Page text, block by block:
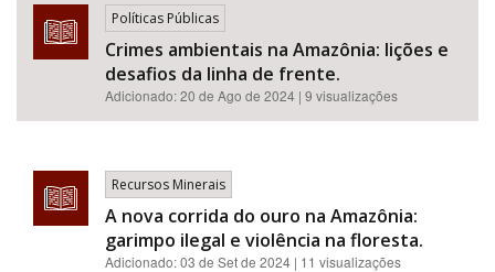
Políticas Públicas
Crimes ambientais na Amazônia: lições e
desafios da linha de frente.
Adicionado:20 de Ago de 2024 | 9 visualizações
Recursos Minerais
A nova corrida do ouro na Amazônia:
garimpo ilegal e violência na floresta.
Adicionado:03 de Set de 2024 | 11 visualizações